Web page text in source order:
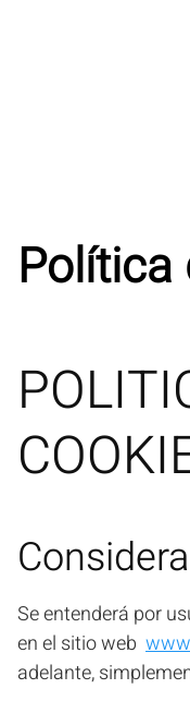
Política
Se entenderá por
en el sitio web
adelante,